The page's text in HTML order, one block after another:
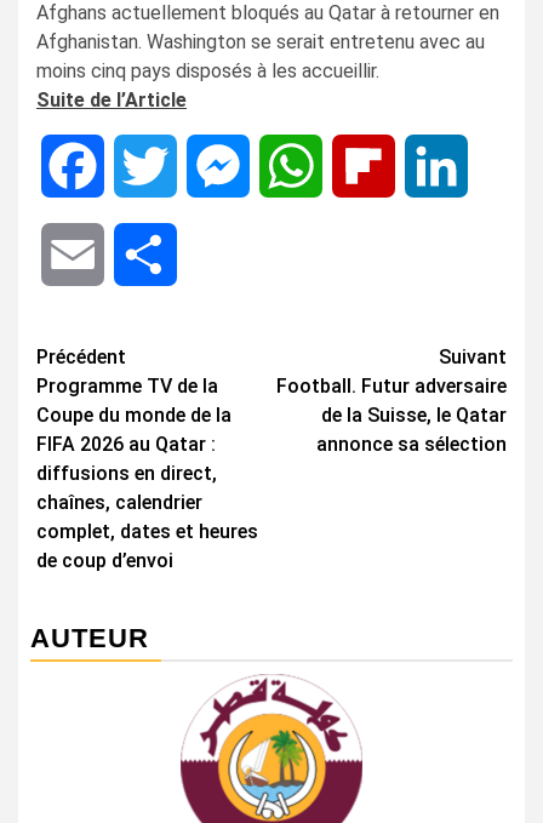
Afghans actuellement bloqués au Qatar à retourner en
Afghanistan. Washington se serait entretenu avec au
moins cinq pays disposés à les accueillir.
Suite de l’Article
Facebook Twitter MessengerWhatsApp Flipboard
Email
Navigation
d’article
Précédent
Programme TV de la
Coupe du monde de la
FIFA 2026 au Qatar :
diffusions en direct,
chaînes, calendrier
complet, dates et heures
de coup d’envoi
Suivant
Football. Futur adversaire
de la Suisse, le Qatar
annonce sa sélection
AUTEUR